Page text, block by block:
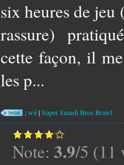
six heures de jeu
rassure)
cette façon, il
les p...
:wii|Super Smash Bros Brawl
Note: 3.9/5 (11